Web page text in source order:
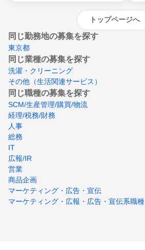
トップページへ
同じ勤務地の募集を探す
東京都
同じ業種の募集を探す
洗濯・クリーニング
その他（生活関連サービス）
同じ職種の募集を探す
SCM/生産管理/購買/物流
経理/税務/財務
人事
総務
IT
広報/IR
営業
商品企画
マーケティング・広告・宣伝
マーケティング・広報・広告・宣伝系職種